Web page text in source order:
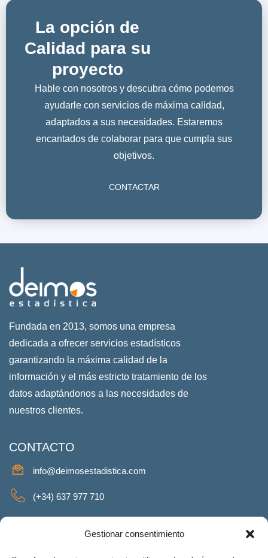
Gestionar consentimiento
La opción de
Calidad para su
proyecto
Hable con nosotros y descubra cómo podemos
ayudarle con servicios de máxima calidad,
adaptados a sus necesidades. Estaremos
encantados de colaborar para que cumpla sus
objetivos.
CONTACTAR
Fundada en 2013, somos una empresa
dedicada a ofrecer servicios estadísticos
garantizando la máxima calidad de la
información y el más estricto tratamiento de los
datos adaptándonos a las necesidades de
nuestros clientes.
CONTACTO
info@deimosestadistica.com
(+34) 637 977 710